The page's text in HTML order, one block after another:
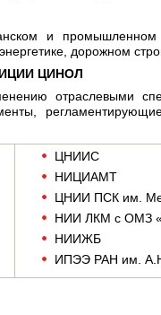
и промышленном
дорожном
ЦИНОЛ
отраслевыми
ЦНИИС
НИЦИАМТ
ЦНИИ ПСК им.
НИИ ЛКМ с ОМЗ
НИИЖБ
ИПЭЭ РАН им.